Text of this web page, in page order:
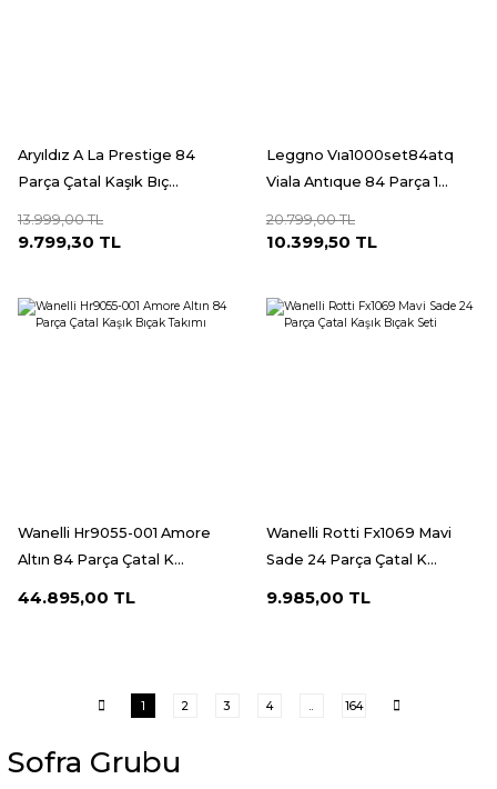
Aryıldız A La Prestige 84
Parça Çatal Kaşık Bıç...
13.999,00 TL
9.799,30 TL
Leggno Vıa1000set84atq
Viala Antıque 84 Parça 1...
20.799,00 TL
10.399,50 TL
Wanelli Hr9055-001 Amore
Altın 84 Parça Çatal K...
44.895,00 TL
Wanelli Rotti Fx1069 Mavi
Sade 24 Parça Çatal K...
9.985,00 TL
1 2 3 4 .. 164
Sofra Grubu